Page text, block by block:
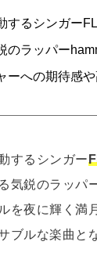
するシンガー
のラッパー
ーへの期待感
するシンガー
気鋭のラッパ
を夜に輝く満
ブルな楽曲と